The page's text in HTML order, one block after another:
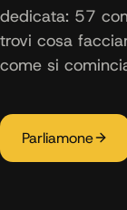
dedicata: 57
trovi cosa
come si
Parliamone